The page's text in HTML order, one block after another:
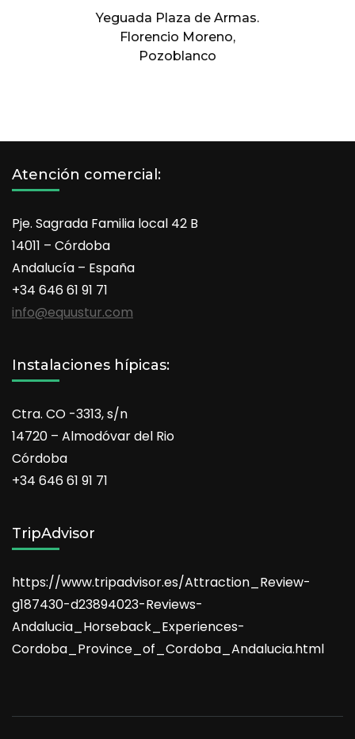
Yeguada Plaza de Armas.
Florencio Moreno,
Pozoblanco
Atención comercial:
Pje. Sagrada Familia local 42 B
14011 – Córdoba
Andalucía – España
+34 646 61 91 71
info@equustur.com
Instalaciones hípicas:
Ctra. CO -3313, s/n
14720 – Almodóvar del Rio
Córdoba
+34 646 61 91 71
TripAdvisor
https://www.tripadvisor.es/Attraction_Review-
g187430-d23894023-Reviews-
Andalucia_Horseback_Experiences-
Cordoba_Province_of_Cordoba_Andalucia.html